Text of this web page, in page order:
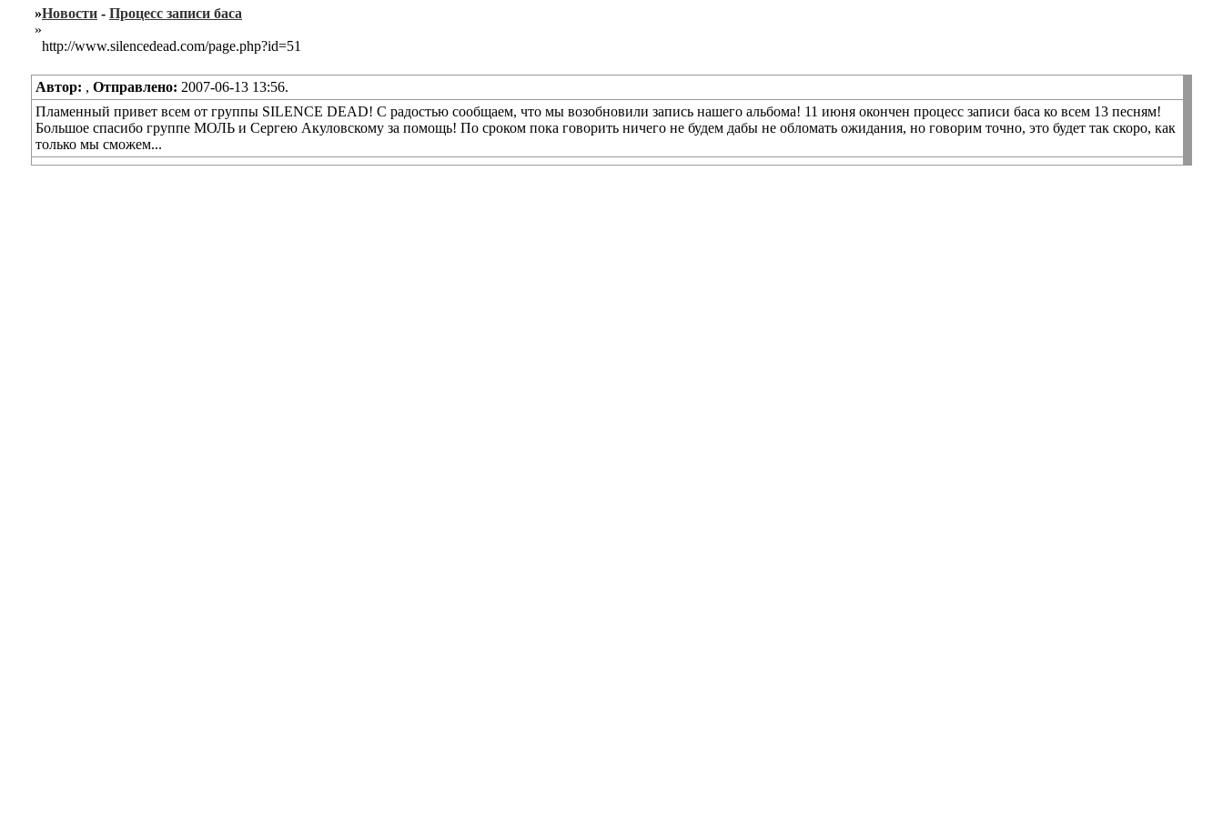
»Новости - Процесс записи баса
»
http://www.silencedead.com/page.php?id=51
Автор: , Отправлено: 2007-06-13 13:56.
Пламенный привет всем от группы SILENCE DEAD! С радостью сообщаем, что мы возобновили запись нашего альбома! 11 июня окончен процесс записи баса ко всем 13 песням!
Большое спасибо группе МОЛЬ и Сергею Акуловскому за помощь! По сроком пока говорить ничего не будем дабы не обломать ожидания, но говорим точно, это будет так скоро, как
только мы сможем...